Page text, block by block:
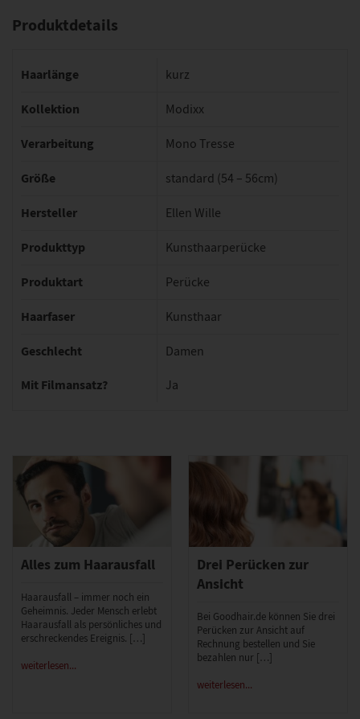
Produktdetails
Haarlänge kurz
Kollektion Modixx
Verarbeitung Mono Tresse
Größe standard (54 – 56cm)
Hersteller Ellen Wille
Produkttyp Kunsthaarperücke
Produktart Perücke
Haarfaser Kunsthaar
Geschlecht Damen
Mit Filmansatz? Ja
Alles zum Haarausfall
Haarausfall – immer noch ein
Geheimnis. Jeder Mensch erlebt
Haarausfall als persönliches und
erschreckendes Ereignis. […]
weiterlesen...
Drei Perücken zur
Ansicht
Bei Goodhair.de können Sie drei
Perücken zur Ansicht auf
Rechnung bestellen und Sie
bezahlen nur […]
weiterlesen...